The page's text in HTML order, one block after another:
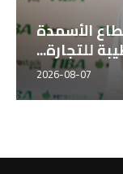
قطاع الأسمدة
طيبة للتجارة...
2026-08-07